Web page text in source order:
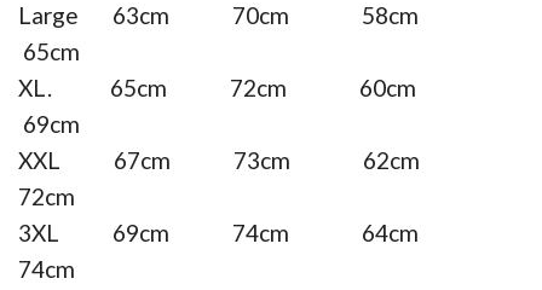
Large 63cm 70cm 58cm
65cm
XL. 65cm 72cm 60cm
69cm
XXL 67cm 73cm 62cm
72cm
3XL 69cm 74cm 64cm
74cm